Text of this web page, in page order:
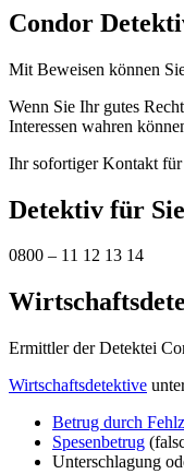
Condor
Mit Beweisen können
Wenn Sie Ihr gutes
Interessen wahren
Ihr sofortiger Kontakt für
Detektiv für
0800 – 11 12 13 14
Ermittler der Detektei
Wirtschaftsdetektive
Betrug durch
Spesenbetrug
Unterschlagung